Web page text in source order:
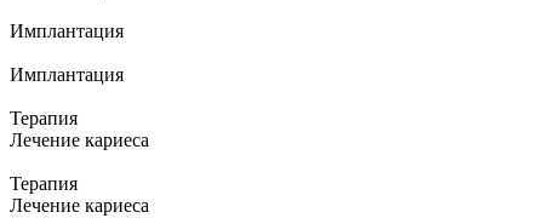
Имплантация
Имплантация
Терапия
Лечение кариеса
Терапия
Лечение кариеса